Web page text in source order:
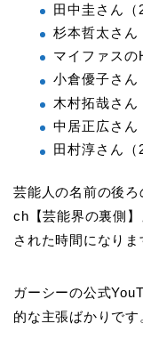
田中圭さん（
杉本哲太さん
マイファスの
小倉優子さん
木村拓哉さん
中居正広さん
田村淳さん（
芸能人の名前の後
ch【芸能界の裏側
された時間になりま
ガーシーの公式
的な主張ばかりです